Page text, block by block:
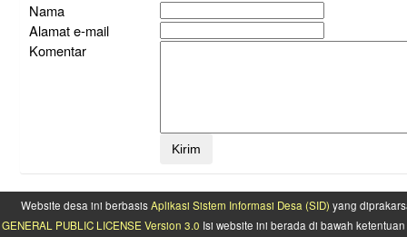
Nama
Alamat e-mail
Komentar
Website desa ini berbasisAplikasi Sistem Informasi Desa (SID) yang
GENERAL PUBLIC LICENSE Version 3.0 Isi website ini berada di bawah